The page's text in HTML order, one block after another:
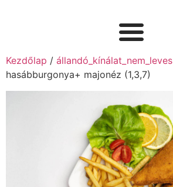
Kezdőlap / állandó_kínálat_nem_leves
hasábburgonya+ majonéz (1,3,7)